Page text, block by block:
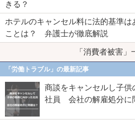
きる？
ホテルのキャンセル料に法的基準
ことは？ 弁護士が徹底解説
「消費者被害」
「労働トラブル」の最新記事
商談をキャンセルし子供
社員 会社の解雇処分に